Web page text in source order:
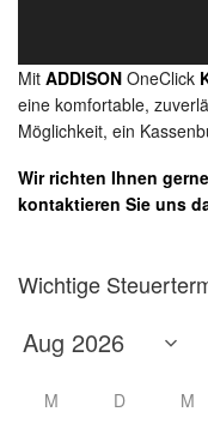
Mit ADDISON OneClick
eine komfortable,
Möglichkeit, ein
Wir richten Ihnen
kontaktieren Sie uns
Wichtige
M D M